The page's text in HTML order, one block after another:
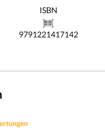
ISBN
9791221417142